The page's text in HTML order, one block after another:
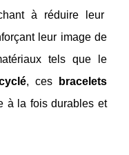
à réduire leur
leur image de
tels que le
, ces
bracelets
à la fois durables et